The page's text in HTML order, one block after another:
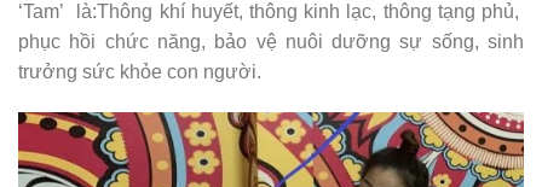
‘Tam’ là:Thông khí huyết, thông kinh lạc, thông tạng phủ,
phục hồi chức năng, bảo vệ nuôi dưỡng sự sống, sinh
trưởng sức khỏe con người.